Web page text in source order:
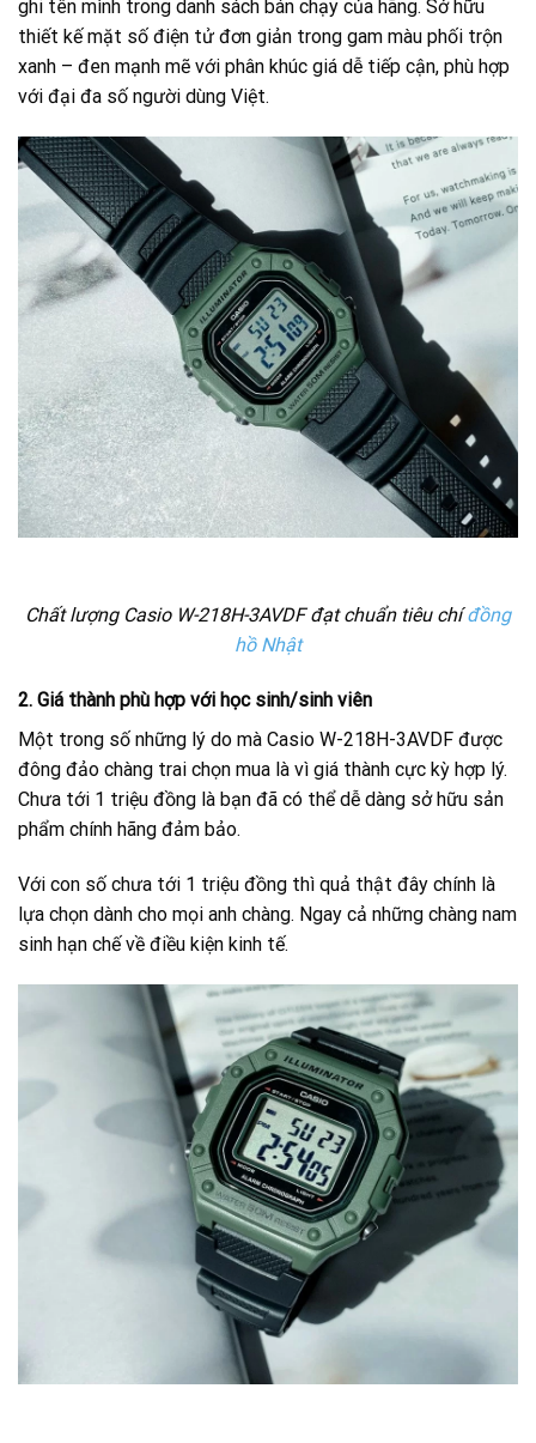
ghi tên mình trong danh sách bán chạy của hãng. Sở hữu
thiết kế mặt số điện tử đơn giản trong gam màu phối trộn
xanh – đen mạnh mẽ với phân khúc giá dễ tiếp cận, phù hợp
với đại đa số người dùng Việt.
Chất lượng Casio W-218H-3AVDF đạt chuẩn tiêu chíđồng
hồ Nhật
2. Giá thành phù hợp với học sinh/sinh viên
Một trong số những lý do mà Casio W-218H-3AVDF được
đông đảo chàng trai chọn mua là vì giá thành cực kỳ hợp lý.
Chưa tới 1 triệu đồng là bạn đã có thể dễ dàng sở hữu sản
phẩm chính hãng đảm bảo.
Với con số chưa tới 1 triệu đồng thì quả thật đây chính là
lựa chọn dành cho mọi anh chàng. Ngay cả những chàng nam
sinh hạn chế về điều kiện kinh tế.